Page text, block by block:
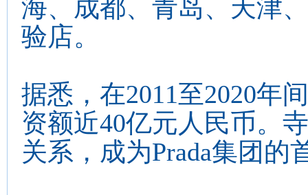
海、成都、青岛、天津
验店。
据悉，在2011至2020年
资额近40亿元人民币。
关系，成为Prada集团的